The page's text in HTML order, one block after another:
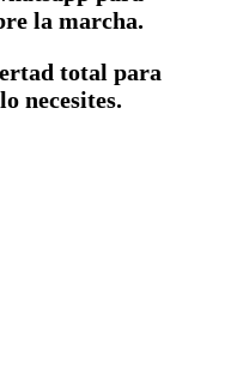
la marcha.
total para
necesites.